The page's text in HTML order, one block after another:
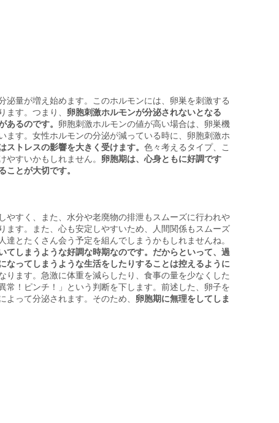
量が増え始めます。このホルモンには、卵巣を刺激する
ます。つまり、 卵胞刺激ホルモンが分泌されないとなる
あるのです。 卵胞刺激ホルモンの値が高い場合は、卵巣機
す。女性ホルモンの分泌が減っている時に、卵胞刺激ホ
ストレスの影響を大きく受けます。 色々考えるタイプ、こ
すいかもしれません。 卵胞期は、心身ともに好調です
とが大切です。
やすく、また、水分や老廃物の排泄もスムーズに行われや
す。また、心も安定しやすいため、人間関係もスムーズ
とたくさん会う予定を組んでしまうかもしれませんね。
てしまうような好調な時期なのです。だからといって、過
なってしまうような生活をしたりすることは控えるように
ります。急激に体重を減らしたり、食事の量を少なくした
常！ピンチ！」という判断を下します。前述した、卵子を
って分泌されます。そのため、 卵胞期に無理をしてしま